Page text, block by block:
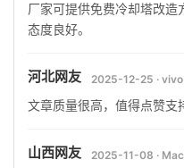
厂家可提供免费冷却塔改
态度良好。
河北网友 2025-12-25 ·
文章质量很高，值得点赞支
山西网友 2025-11-08 ·